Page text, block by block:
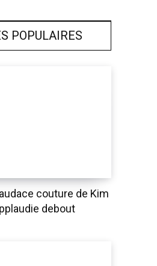
POPULAIRES
couture de Kim
debout